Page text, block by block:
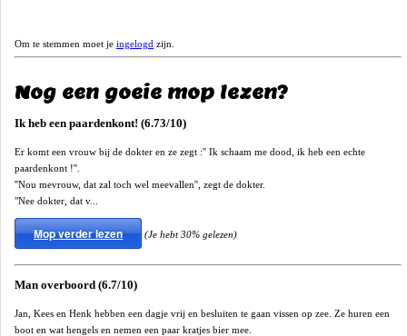
Om te stemmen moet je ingelogd zijn.
Nog een goeie mop lezen?
Ik heb een paardenkont! (6.73/10)
Er komt een vrouw bij de dokter en ze zegt :'' Ik schaam me dood, ik heb een echte
paardenkont !''.
''Nou mevrouw, dat zal toch wel meevallen'', zegt de dokter.
"Nee dokter, dat v...
Mop verder lezen (Je hebt 30% gelezen)
Man overboord (6.7/10)
Jan, Kees en Henk hebben een dagje vrij en besluiten te gaan vissen op zee. Ze huren een
boot en wat hengels en nemen een paar kratjes bier mee.